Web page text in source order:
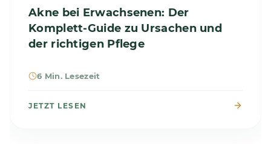
Akne bei Erwachsenen: Der
Komplett-Guide zu Ursachen und
der richtigen Pflege
6 Min. Lesezeit
JETZT LESEN